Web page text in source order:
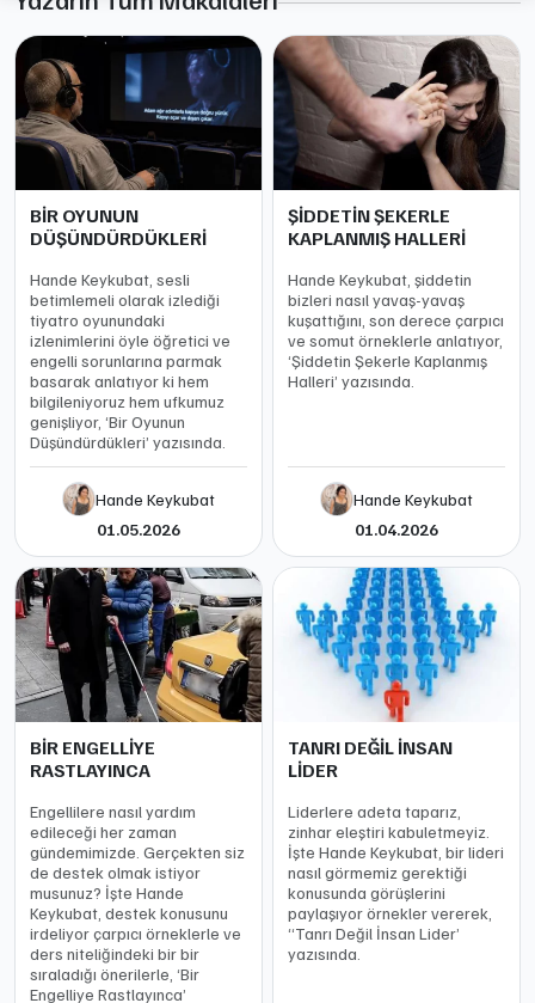
BİR OYUNUN
DÜŞÜNDÜRDÜKLERİ
Hande Keykubat, sesli
betimlemeli olarak izlediği
tiyatro oyunundaki
izlenimlerini öyle öğretici ve
engelli sorunlarına parmak
basarak anlatıyor ki hem
bilgileniyoruz hem ufkumuz
genişliyor, ‘Bir Oyunun
Düşündürdükleri’ yazısında.
Hande Keykubat
01.05.2026
ŞİDDETİN ŞEKERLE
KAPLANMIŞ HALLERİ
Hande Keykubat, şiddetin
bizleri nasıl yavaş-yavaş
kuşattığını, son derece çarpıcı
ve somut örneklerle anlatıyor,
‘Şiddetin Şekerle Kaplanmış
Halleri’ yazısında.
Hande Keykubat
01.04.2026
BİR ENGELLİYE
RASTLAYINCA
Engellilere nasıl yardım
edileceği her zaman
gündemimizde. Gerçekten siz
de destek olmak istiyor
musunuz? İşte Hande
Keykubat, destek konusunu
irdeliyor çarpıcı örneklerle ve
ders niteliğindeki bir bir
sıraladığı önerilerle, ‘Bir
Engelliye Rastlayınca’
TANRI DEĞİL İNSAN
LİDER
Liderlere adeta taparız,
zinhar eleştiri kabuletmeyiz.
İşte Hande Keykubat, bir lideri
nasıl görmemiz gerektiği
konusunda görüşlerini
paylaşıyor örnekler vererek,
“Tanrı Değil İnsan Lider’
yazısında.